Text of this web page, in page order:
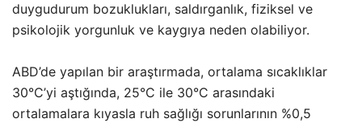
duygudurum bozuklukları, saldırganlık, fiziksel ve
psikolojik yorgunluk ve kaygıya neden olabiliyor.
ABD’de yapılan bir araştırmada, ortalama sıcaklıklar
30°C’yi aştığında, 25°C ile 30°C arasındaki
ortalamalara kıyasla ruh sağlığı sorunlarının %0,5